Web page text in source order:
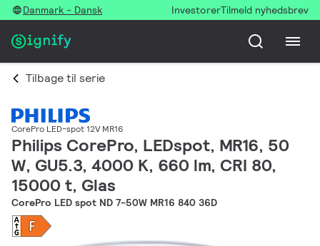
Danmark - Dansk InvestorerTilmeld nyhedsbrev
Tilbage til serie
CorePro LED-spot 12V MR16
Philips CorePro, LEDspot, MR16, 50
W, GU5.3, 4000 K, 660 lm, CRI 80,
15000 t, Glas
CorePro LED spot ND 7-50W MR16 840 36D